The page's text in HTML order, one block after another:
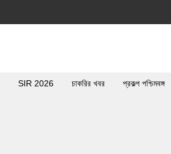
SIR 2026 চাকরির খবর প্রকল্প পশ্চিমবঙ্গ